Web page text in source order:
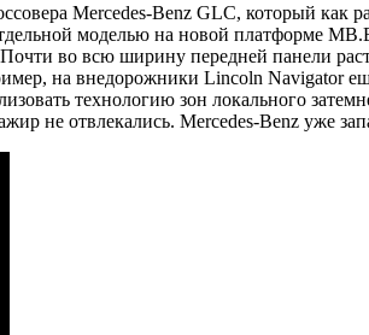
Mercedes-Benz GLC, который
моделью на новой платформе
во всю ширину передней панели
на внедорожники Lincoln Navigator
технологию зон локального
не отвлекались. Mercedes-Benz уже